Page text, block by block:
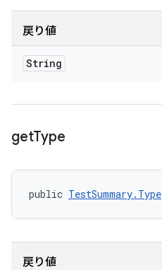
戻り値
String
getType
public TestSummary.Type
戻り値